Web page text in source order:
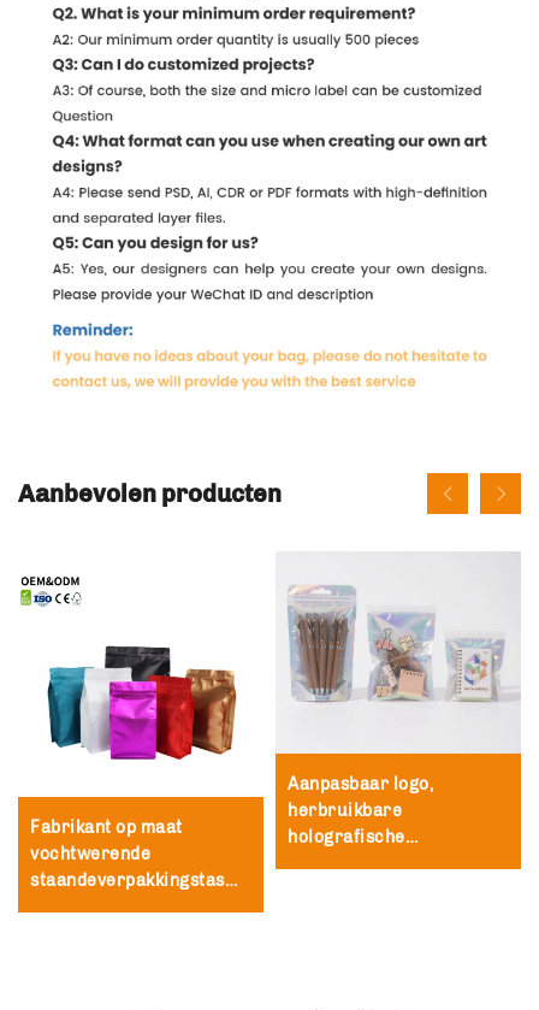
Aanbevolen producten
Fabrikant op maat
vochtwerende
staandeverpakkingstas
Aanpasbaar logo,
herbruikbare
holografische